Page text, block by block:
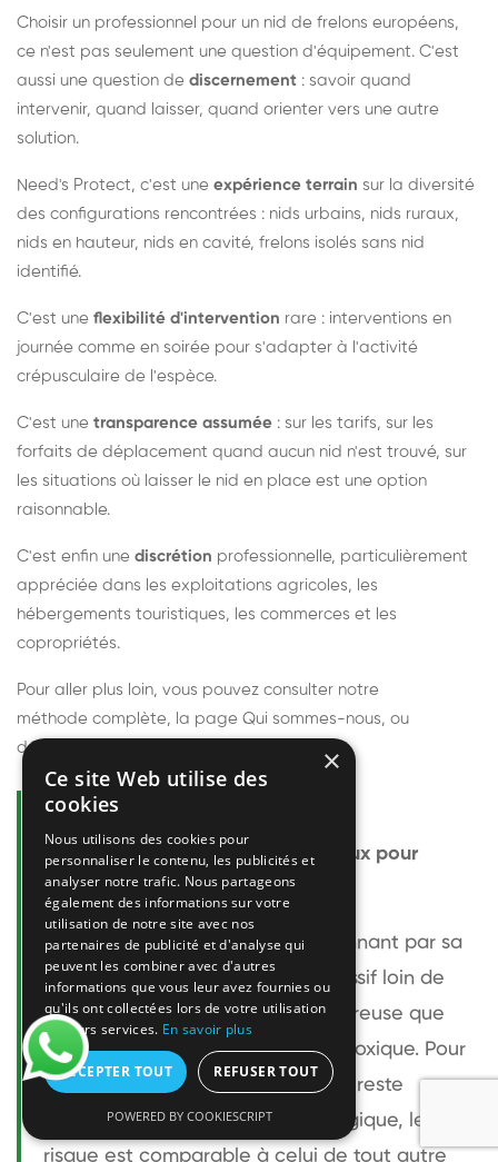
Choisir un professionnel pour un nid de frelons européens,
ce n'est pas seulement une question d'équipement. C'est
aussi une question de discernement : savoir quand
intervenir, quand laisser, quand orienter vers une autre
solution.
Need's Protect, c'est une expérience terrain sur la diversité
des configurations rencontrées : nids urbains, nids ruraux,
nids en hauteur, nids en cavité, frelons isolés sans nid
identifié.
C'est une flexibilité d'intervention rare : interventions en
journée comme en soirée pour s'adapter à l'activité
crépusculaire de l'espèce.
C'est une transparence assumée : sur les tarifs, sur les
forfaits de déplacement quand aucun nid n'est trouvé, sur
les situations où laisser le nid en place est une option
raisonnable.
C'est enfin une discrétion professionnelle, particulièrement
appréciée dans les exploitations agricoles, les
hébergements touristiques, les commerces et les
copropriétés.
Pour aller plus loin, vous pouvez consulter notre
méthode complète, la page Qui sommes-nous, ou
découvrir
Questions fréquentes
Le frelon européen est-il dangereux pour
l'homme ?
Le frelon européen est impressionnant par sa
taille mais relativement peu agressif loin de
son nid. Sa piqûre est plus douloureuse que
celle d'une guêpe sans être plus toxique. Pour
une personne non allergique, elle reste
bénigne. Pour une personne allergique, le
risque est comparable à celui de tout autre
×
Ce site Web utilise des
cookies
Nous utilisons des cookies pour
personnaliser le contenu, les publicités et
analyser notre trafic. Nous partageons
également des informations sur votre
utilisation de notre site avec nos
partenaires de publicité et d'analyse qui
peuvent les combiner avec d'autres
informations que vous leur avez fournies ou
qu'ils ont collectées lors de votre utilisation
de leurs services. En savoir plus
ACCEPTER TOUT REFUSER TOUT
POWERED BY COOKIESCRIPT